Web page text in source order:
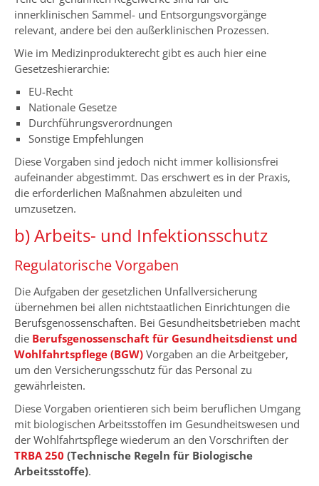
innerklinischen Sammel- und Entsorgungsvorgänge
relevant, andere bei den außerklinischen Prozessen.
Wie im Medizinprodukterecht gibt es auch hier eine
Gesetzeshierarchie:
EU-Recht
Nationale Gesetze
Durchführungsverordnungen
Sonstige Empfehlungen
Diese Vorgaben sind jedoch nicht immer kollisionsfrei
aufeinander abgestimmt. Das erschwert es in der Praxis,
die erforderlichen Maßnahmen abzuleiten und
umzusetzen.
b) Arbeits- und Infektionsschutz
Regulatorische Vorgaben
Die Aufgaben der gesetzlichen Unfallversicherung
übernehmen bei allen nichtstaatlichen Einrichtungen die
Berufsgenossenschaften. Bei Gesundheitsbetrieben macht
die Berufsgenossenschaft für Gesundheitsdienst und
Wohlfahrtspflege (BGW) Vorgaben an die Arbeitgeber,
um den Versicherungsschutz für das Personal zu
gewährleisten.
Diese Vorgaben orientieren sich beim beruflichen Umgang
mit biologischen Arbeitsstoffen im Gesundheitswesen und
der Wohlfahrtspflege wiederum an den Vorschriften der
TRBA 250 (Technische Regeln für Biologische
Arbeitsstoffe).